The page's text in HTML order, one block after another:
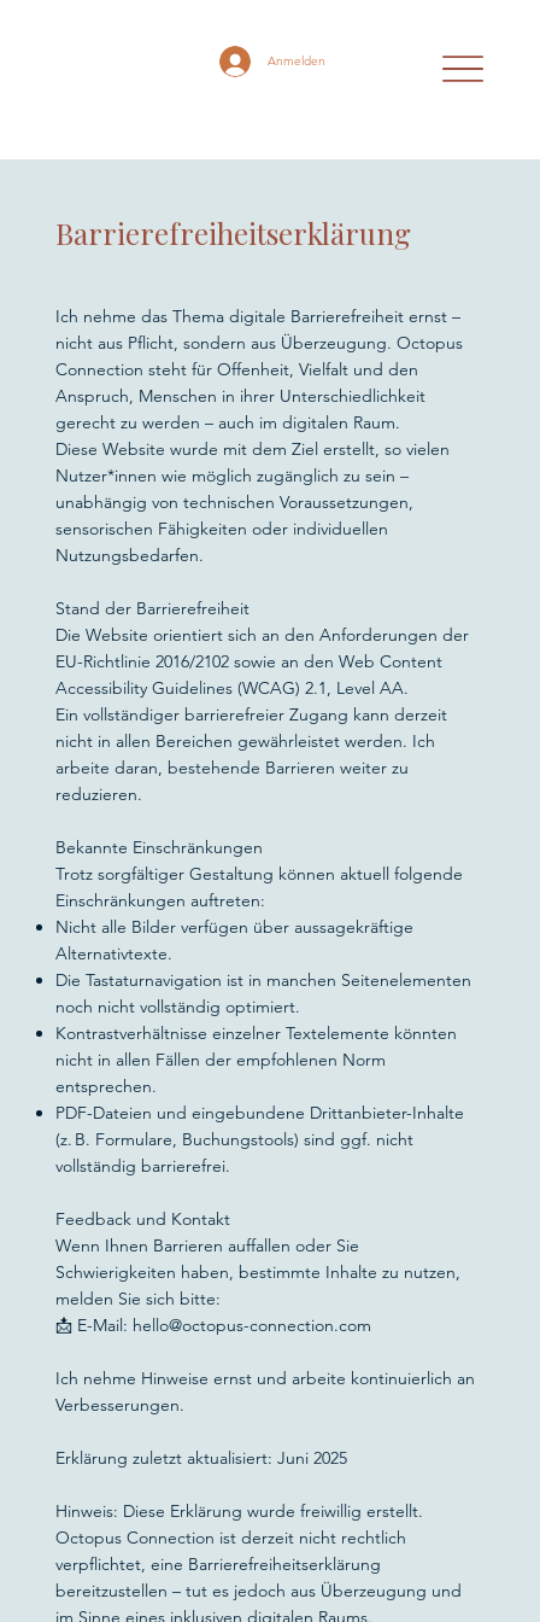
Anmelden
Barrierefreiheitserklärung
Ich nehme das Thema digitale Barrierefreiheit ernst –
nicht aus Pflicht, sondern aus Überzeugung. Octopus
Connection steht für Offenheit, Vielfalt und den
Anspruch, Menschen in ihrer Unterschiedlichkeit
gerecht zu werden – auch im digitalen Raum.
Diese Website wurde mit dem Ziel erstellt, so vielen
Nutzer*innen wie möglich zugänglich zu sein –
unabhängig von technischen Voraussetzungen,
sensorischen Fähigkeiten oder individuellen
Nutzungsbedarfen.
Stand der Barrierefreiheit
Die Website orientiert sich an den Anforderungen der
EU-Richtlinie 2016/2102 sowie an den Web Content
Accessibility Guidelines (WCAG) 2.1, Level AA.
Ein vollständiger barrierefreier Zugang kann derzeit
nicht in allen Bereichen gewährleistet werden. Ich
arbeite daran, bestehende Barrieren weiter zu
reduzieren.
Bekannte Einschränkungen
Trotz sorgfältiger Gestaltung können aktuell folgende
Einschränkungen auftreten:
Nicht alle Bilder verfügen über aussagekräftige
Alternativtexte.
Die Tastaturnavigation ist in manchen Seitenelementen
noch nicht vollständig optimiert.
Kontrastverhältnisse einzelner Textelemente könnten
nicht in allen Fällen der empfohlenen Norm
entsprechen.
PDF-Dateien und eingebundene Drittanbieter-Inhalte
(z. B. Formulare, Buchungstools) sind ggf. nicht
vollständig barrierefrei.
Feedback und Kontakt
Wenn Ihnen Barrieren auffallen oder Sie
Schwierigkeiten haben, bestimmte Inhalte zu nutzen,
melden Sie sich bitte:
📩 E-Mail: hello@octopus-connection.com
Ich nehme Hinweise ernst und arbeite kontinuierlich an
Verbesserungen.
Erklärung zuletzt aktualisiert: Juni 2025
Hinweis: Diese Erklärung wurde freiwillig erstellt.
Octopus Connection ist derzeit nicht rechtlich
verpflichtet, eine Barrierefreiheitserklärung
bereitzustellen – tut es jedoch aus Überzeugung und
im Sinne eines inklusiven digitalen Raums.